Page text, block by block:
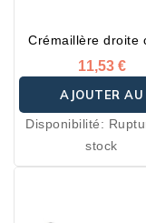
Crémaillère droite
11,53 €
AJOUTER AU
PANIER
Disponibilité:
stock